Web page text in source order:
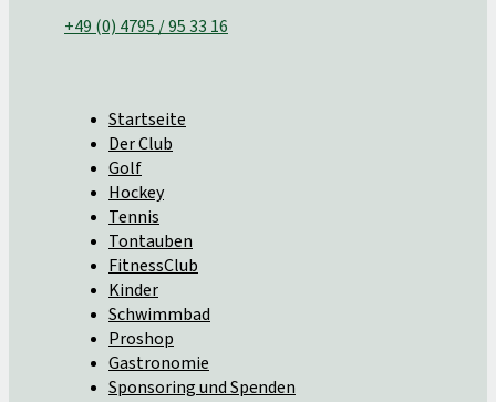
+49 (0) 4795 / 95 33 16
Startseite
Der Club
Golf
Hockey
Tennis
Tontauben
FitnessClub
Kinder
Schwimmbad
Proshop
Gastronomie
Sponsoring und Spenden